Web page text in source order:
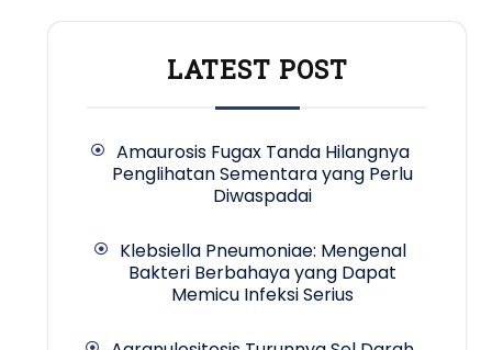
LATEST POST
Amaurosis Fugax Tanda Hilangnya
Penglihatan Sementara yang Perlu
Diwaspadai
Klebsiella Pneumoniae: Mengenal
Bakteri Berbahaya yang Dapat
Memicu Infeksi Serius